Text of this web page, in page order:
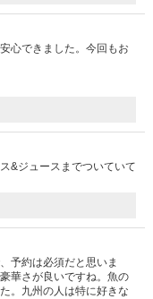
心できました。今回もお
&ジュースまでついていて
予約は必須だと思いま
華さが良いですね。魚の
。九州の人は特に好きな